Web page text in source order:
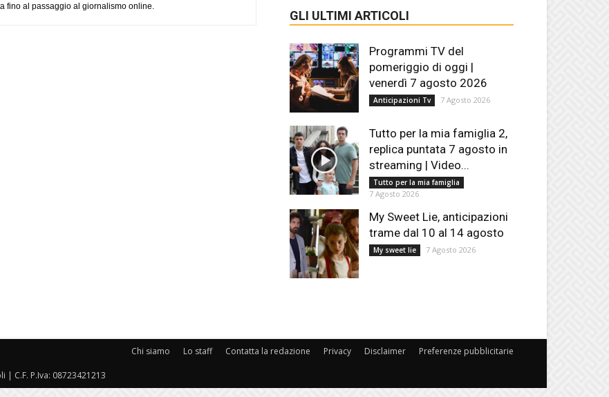
fino al passaggio al giornalismo online.
GLI ULTIMI ARTICOLI
Programmi TV del
pomeriggio di oggi |
venerdì 7 agosto 2026
Anticipazioni Tv 7 Agosto 2026
Tutto per la mia famiglia 2,
replica puntata 7 agosto in
streaming | Video...
Tutto per la mia famiglia
7 Agosto 2026
My Sweet Lie, anticipazioni
trame dal 10 al 14 agosto
My sweet lie 7 Agosto 2026
Chi siamo Lo staff Contatta la redazione Privacy Disclaimer Preferenze pubblicitarie
| C.F. P.Iva: 08723421213